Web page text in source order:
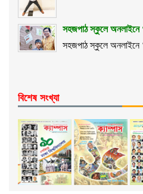
সহজপাঠ স্কুলে অনলাইনে
সহজপাঠ স্কুলে অনলাইনে
বিশেষ সংখ্যা